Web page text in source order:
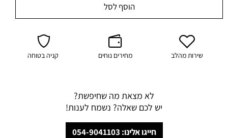
הוסף לסל
שירות מהלב מחירים נוחים קניה בטוחה
לא מצאת מה שחיפשת?
יש לכם שאלה? נשמח לענות!
חייגו אלינו: 054-9041103